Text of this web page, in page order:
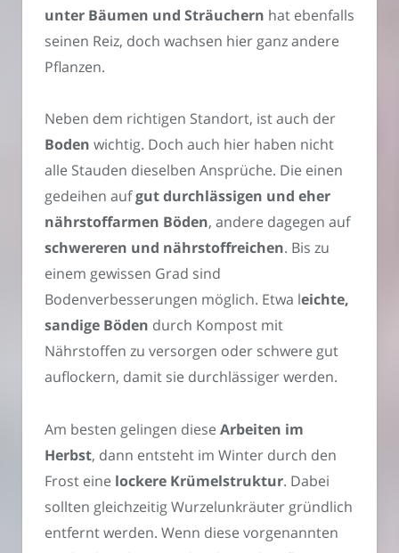
unter Bäumen und Sträuchern hat ebenfalls
seinen Reiz, doch wachsen hier ganz andere
Pflanzen.
Neben dem richtigen Standort, ist auch der
Boden wichtig. Doch auch hier haben nicht
alle Stauden dieselben Ansprüche. Die einen
gedeihen aufgut durchlässigen und eher
nährstoffarmen Böden, andere dagegen auf
schwereren und nährstoffreichen. Bis zu
einem gewissen Grad sind
Bodenverbesserungen möglich. Etwa leichte,
sandige Böden durch Kompost mit
Nährstoffen zu versorgen oder schwere gut
auflockern, damit sie durchlässiger werden.
Am besten gelingen diese Arbeiten im
Herbst, dann entsteht im Winter durch den
Frost eine lockere Krümelstruktur. Dabei
sollten gleichzeitig Wurzelunkräuter gründlich
entfernt werden. Wenn diese vorgenannten